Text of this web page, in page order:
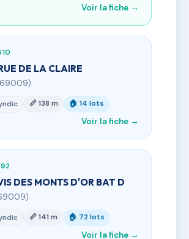
Voir la fiche →
DE LA CLAIRE
📏 138 m 🏠 14 lots
Voir la fiche →
DES MONTS D'OR BAT D
📏 141 m 🏠 72 lots
Voir la fiche →